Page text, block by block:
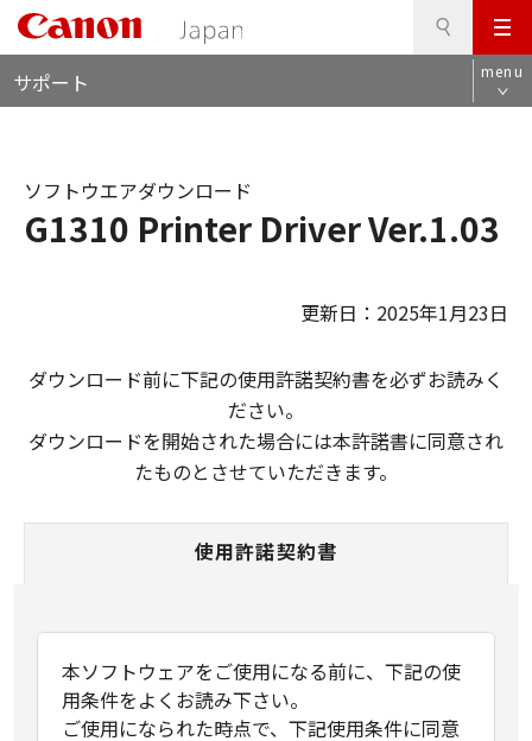
メ
ニ
ュ
サポート menu
G1310 Printer Driver Ver.1.03
ソフトウエアダウンロード
更新日：2025年1月23日
ダウンロード前に下記の使用許諾契約書を必ずお読みく
ださい。
ダウンロードを開始された場合には本許諾書に同意され
たものとさせていただきます。
使用許諾契約書
本ソフトウェアをご使用になる前に、下記の使
用条件をよくお読み下さい。
ご使用になられた時点で、下記使用条件に同意